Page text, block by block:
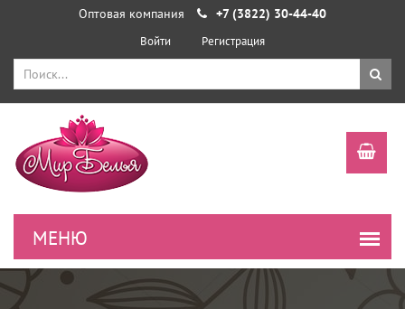
Оптовая компания +7 (3822) 30-44-40
Войти Регистрация